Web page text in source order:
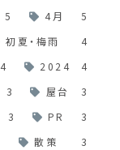
5 4月
5
初夏・梅雨
4
4 2024
4
3 屋台
3
3 PR
3
散策
3